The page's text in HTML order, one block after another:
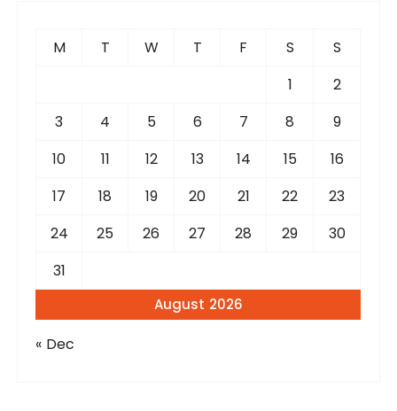
August 2026
M T W T F S
S
1
2
3
4 5 6 7 8
9
10
11 12 13 14 15
16
17
18 19 20 21 22
23
24
25 26 27 28 29
30
31
« Dec